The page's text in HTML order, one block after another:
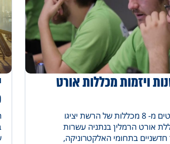
ויזמות מכללות אורט
מאות סטודנטים מ- 8 מכללות של הרשת יציגו
אורט הרמלין בנתניה עשרות
חדשניים בתחומי האלקטרוניקה,